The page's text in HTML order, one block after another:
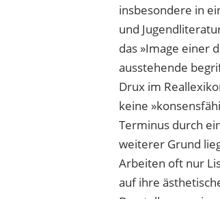
insbesondere in
und
das »Image einer
ausstehende
Drux im
keine
Terminus durch
weiterer Grund
Arbeiten oft nur
auf ihre